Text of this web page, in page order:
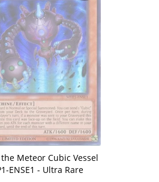
Meteor Cubic Vessel
ENSE1 - Ultra Rare